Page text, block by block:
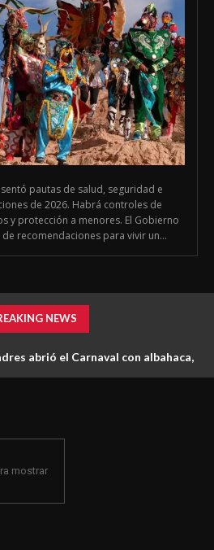
pautas de salud, seguridad e
de 2026. Habrá controles de
y protección a menores. El Gobierno
recomendaciones para vivir un...
NEWS
abrió el Carnaval con albahaca,
mostrar